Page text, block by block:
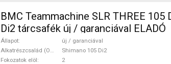
BMC Teammachine SLR THREE
Di2 tárcsafék új / garanciával ELADÓ
Állapot
új / garanciával
Alkatrészcsalád (Outi)
Shimano 105 Di2
Fokozatok elöl
2